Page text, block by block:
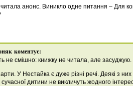
анонс. Виникло одне питання – Для
коментує:
не смішно: книжку не читала, але
У Нестайка є дуже різні речі. Деякі з
сучасної дитини не викличуть жодного